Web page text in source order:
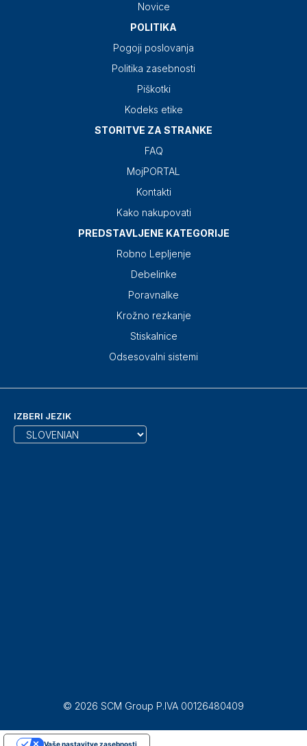
Novice
POLITIKA
Pogoji poslovanja
Politika zasebnosti
Piškotki
Kodeks etike
STORITVE ZA STRANKE
FAQ
MojPORTAL
Kontakti
Kako nakupovati
PREDSTAVLJENE KATEGORIJE
Robno Lepljenje
Debelinke
Poravnalke
Krožno rezkanje
Stiskalnice
Odsesovalni sistemi
IZBERI JEZIK
© 2026 SCM Group P.IVA 00126480409
Vaše nastavitve zasebnosti